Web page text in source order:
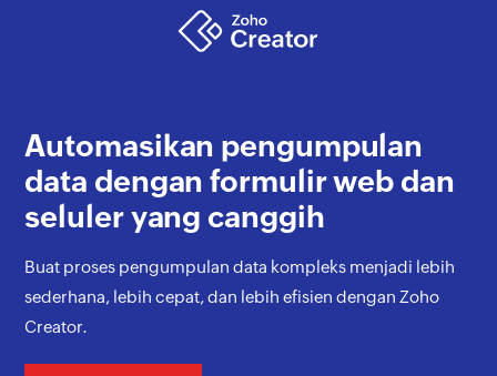
Automasikan pengumpulan
data dengan formulir web dan
seluler yang canggih
Buat proses pengumpulan data kompleks menjadi lebih
sederhana, lebih cepat, dan lebih efisien dengan Zoho
Creator.